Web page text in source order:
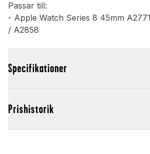
Passar till:
- Apple Watch Series 8 45mm
/ A2858
Specifikationer
Prishistorik